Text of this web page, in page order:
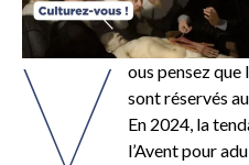
V ous pensez que
sont réservés
En 2024, la
l’Avent pour